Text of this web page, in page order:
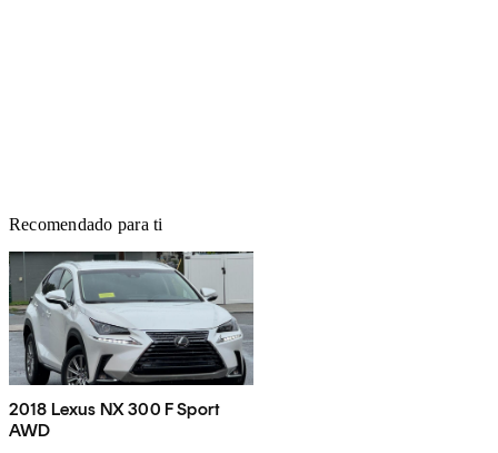
Recomendado para ti
2018 Lexus NX 300 F Sport
AWD